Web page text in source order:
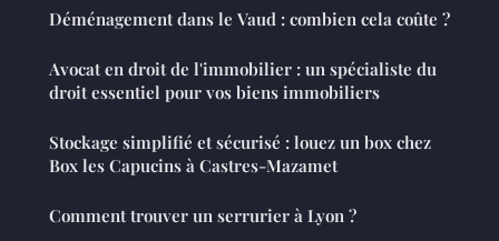
Déménagement dans le Vaud : combien cela coûte ?
Avocat en droit de l'immobilier : un spécialiste du
droit essentiel pour vos biens immobiliers
Stockage simplifié et sécurisé : louez un box chez
Box les Capucins à Castres-Mazamet
Comment trouver un serrurier à Lyon ?